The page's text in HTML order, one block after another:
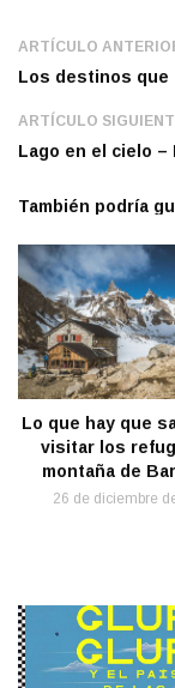
ARTÍCULO
Los destinos que
ARTÍCULO
Lago en el cielo –
También podría
Lo que hay que
visitar los
montaña de
26 de diciembre